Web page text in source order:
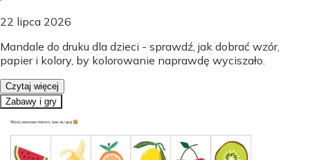
22 lipca 2026
Mandale do druku dla dzieci - sprawdź, jak dobrać wzór,
papier i kolory, by kolorowanie naprawdę wyciszało.
Czytaj więcej
Zabawy i gry